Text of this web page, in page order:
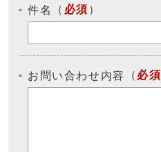
件名 （ 必須 ）
お問い合わせ内容 （ 必須